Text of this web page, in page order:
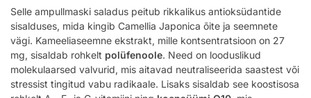
Selle ampullmaski saladus peitub rikkalikus antioksüdantide
sisalduses, mida kingib Camellia Japonica õite ja seemnete
vägi. Kameeliaseemne ekstrakt, mille kontsentratsioon on 27
mg, sisaldab rohkelt polüfenoole. Need on looduslikud
molekulaarsed valvurid, mis aitavad neutraliseerida saastest või
stressist tingitud vabu radikaale. Lisaks sisaldab see koostisosa